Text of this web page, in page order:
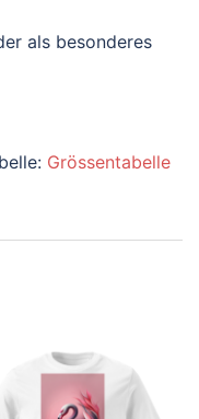
als besonderes
Grössentabelle